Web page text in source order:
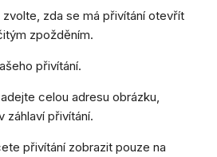
zvolte, zda se má přivítání otevřít
zpožděním.
přivítání.
celou adresu obrázku,
záhlaví přivítání.
přivítání zobrazit pouze na